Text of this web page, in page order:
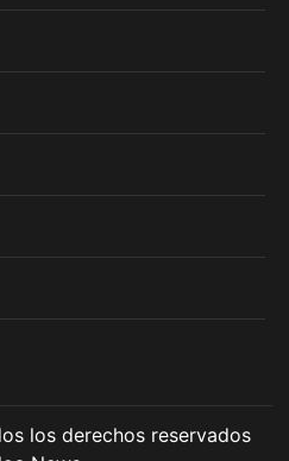
los derechos reservados